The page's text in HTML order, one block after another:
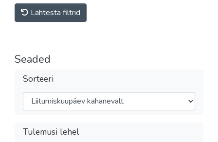
Lähtesta filtrid
Seaded
Sorteeri
Tulemusi lehel